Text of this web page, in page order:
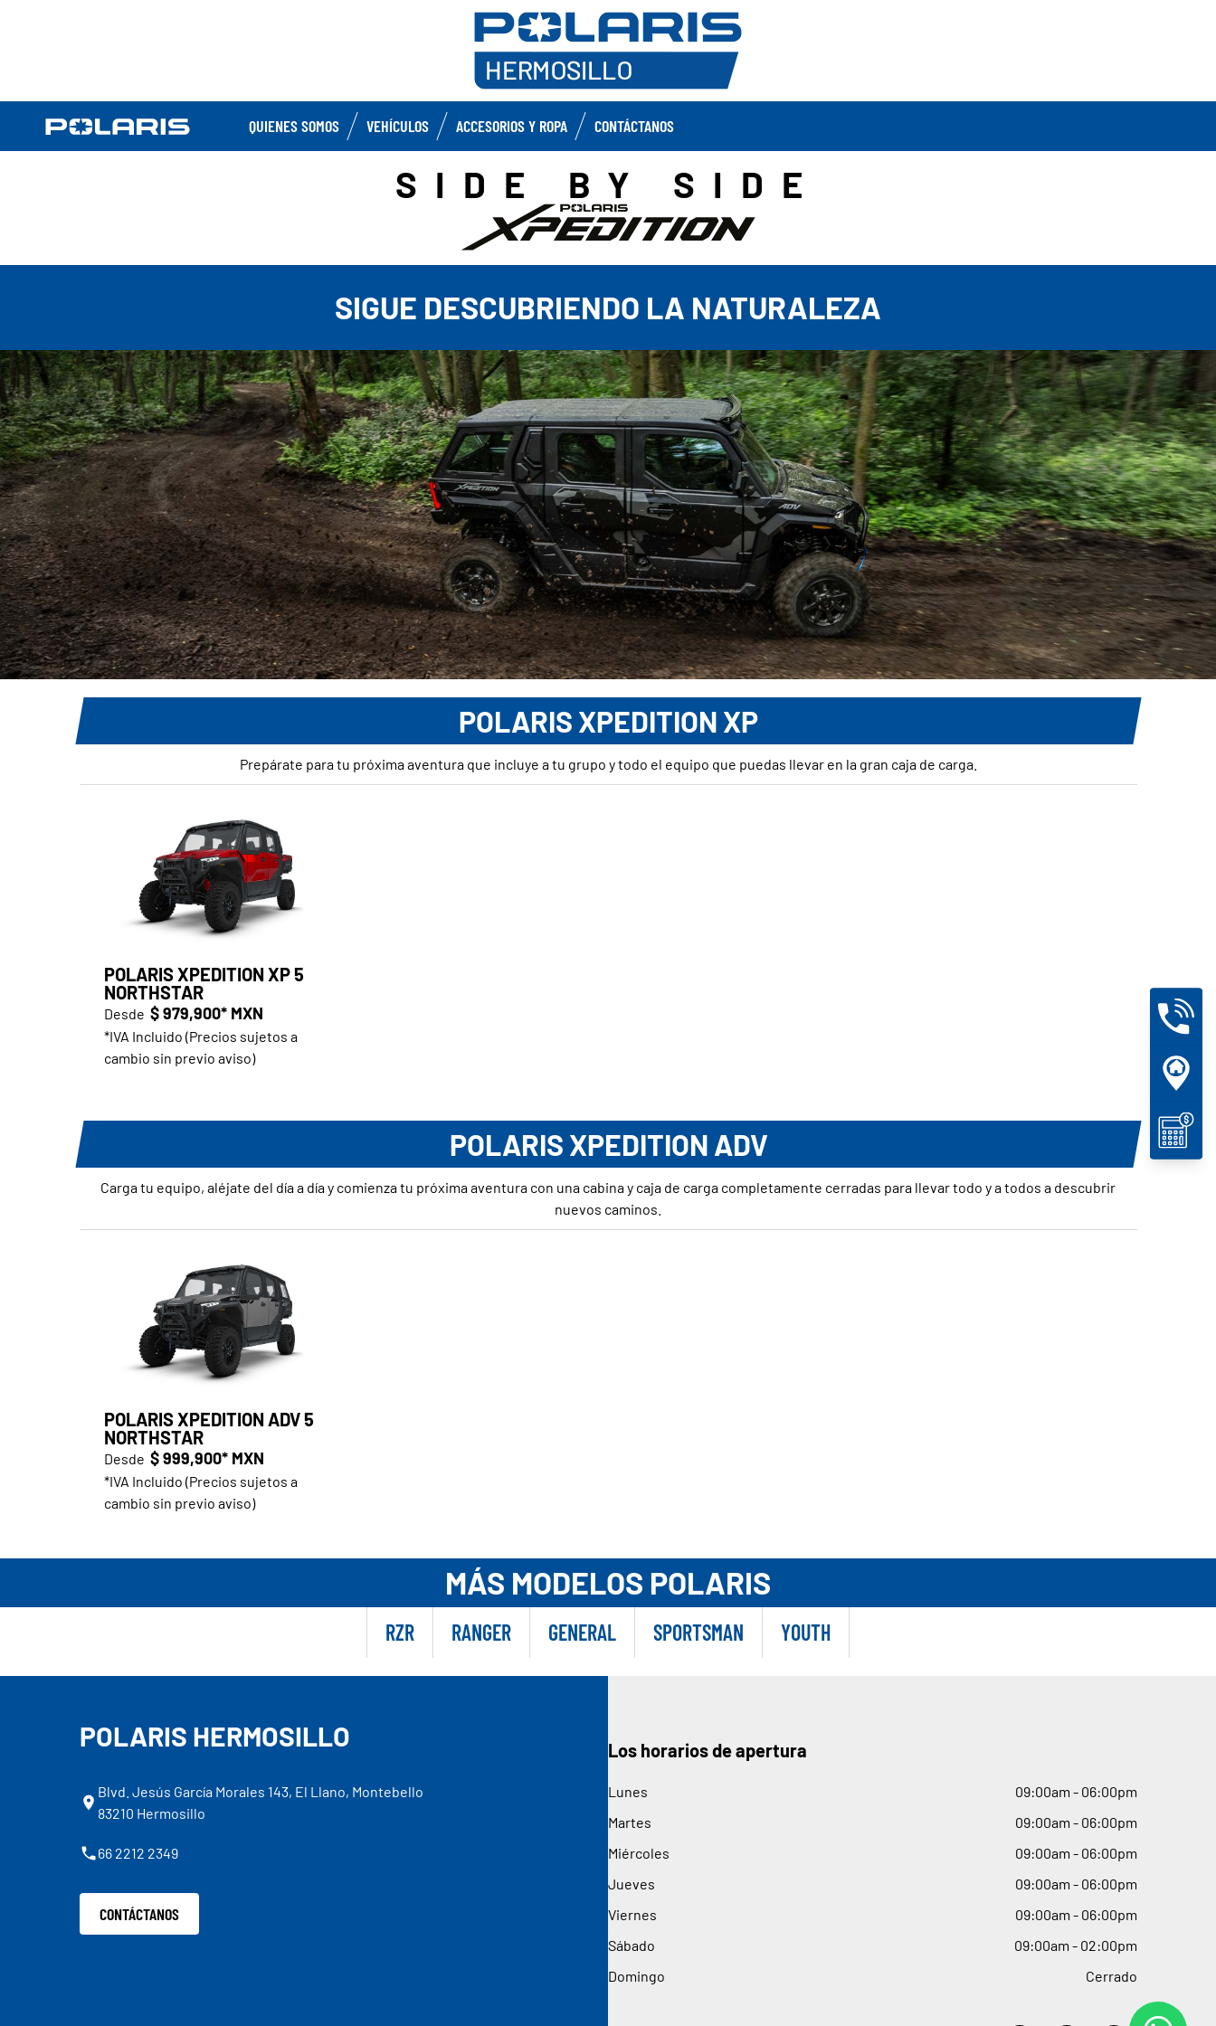
QUIENES SOMOS VEHÍCULOS ACCESORIOS Y ROPA CONTÁCTANOS
SIDE BY SIDE
SIGUE DESCUBRIENDO LA NATURALEZA
POLARIS XPEDITION XP
Prepárate para tu próxima aventura que incluye a tu grupo y todo el equipo que puedas llevar en la gran caja de carga.
POLARIS XPEDITION XP 5
NORTHSTAR
Desde $ 979,900* MXN
*IVA Incluido (Precios sujetos a
cambio sin previo aviso)
POLARIS XPEDITION ADV
Carga tu equipo, aléjate del día a día y comienza tu próxima aventura con una cabina y caja de carga completamente cerradas para llevar todo y a todos a descubrir
nuevos caminos.
POLARIS XPEDITION ADV 5
NORTHSTAR
Desde $ 999,900* MXN
*IVA Incluido (Precios sujetos a
cambio sin previo aviso)
MÁS MODELOS POLARIS
RZR RANGER GENERAL SPORTSMAN YOUTH
POLARIS HERMOSILLO
Blvd. Jesús García Morales 143, El Llano, Montebello
83210 Hermosillo
66 2212 2349
CONTÁCTANOS
Los horarios de apertura
Lunes 09:00am - 06:00pm
Martes
09:00am - 06:00pm
Miércoles
09:00am - 06:00pm
Jueves
09:00am - 06:00pm
Viernes
09:00am - 06:00pm
Sábado
09:00am - 02:00pm
Domingo
Cerrado